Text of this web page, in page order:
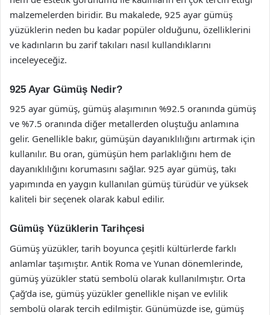
malzemelerden biridir. Bu makalede, 925 ayar gümüş
yüzüklerin neden bu kadar popüler olduğunu, özelliklerini
ve kadınların bu zarif takıları nasıl kullandıklarını
inceleyeceğiz.
925 Ayar Gümüş Nedir?
925 ayar gümüş, gümüş alaşımının %92.5 oranında gümüş
ve %7.5 oranında diğer metallerden oluştuğu anlamına
gelir. Genellikle bakır, gümüşün dayanıklılığını artırmak için
kullanılır. Bu oran, gümüşün hem parlaklığını hem de
dayanıklılığını korumasını sağlar. 925 ayar gümüş, takı
yapımında en yaygın kullanılan gümüş türüdür ve yüksek
kaliteli bir seçenek olarak kabul edilir.
Gümüş Yüzüklerin Tarihçesi
Gümüş yüzükler, tarih boyunca çeşitli kültürlerde farklı
anlamlar taşımıştır. Antik Roma ve Yunan dönemlerinde,
gümüş yüzükler statü sembolü olarak kullanılmıştır. Orta
Çağ’da ise, gümüş yüzükler genellikle nişan ve evlilik
sembolü olarak tercih edilmiştir. Günümüzde ise, gümüş